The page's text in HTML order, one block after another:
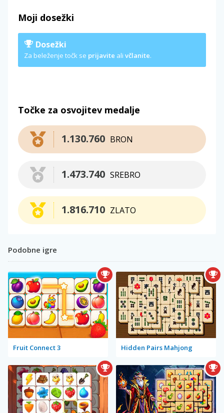
Moji dosežki
Dosežki
Za beleženje točk se prijavite ali včlanite.
Točke za osvojitev medalje
BRON
1.130.760
SREBRO
1.473.740
ZLATO
1.816.710
Podobne igre
Fruit Connect 3 Hidden Pairs Mahjong